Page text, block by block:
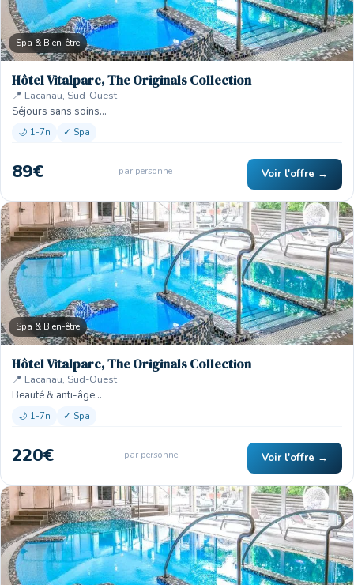
Spa & Bien-être
Hôtel Vitalparc, The Originals Collection
📍 Lacanau, Sud-Ouest
Séjours sans soins…
🌙 1-7n ✓ Spa
89€ par personne Voir l'offre →
Spa & Bien-être
Hôtel Vitalparc, The Originals Collection
📍 Lacanau, Sud-Ouest
Beauté & anti-âge…
🌙 1-7n ✓ Spa
220€ par personne Voir l'offre →